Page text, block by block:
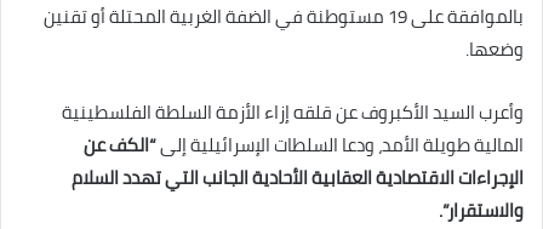
بالموافقة على 19 مستوطنة في الضفة الغربية المحتلة أو تقنين
وضعها.
وأعرب السيد الأكبروف عن قلقه إزاء الأزمة السلطة الفلسطينية
المالية طويلة الأمد، ودعا السلطات الإسرائيلية إلى“الكف عن
الإجراءات الاقتصادية العقابية الأحادية الجانب التي تهدد السلام
والاستقرار”.